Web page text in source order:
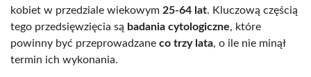
kobiet w przedziale wiekowym 25-64 lat. Kluczową częścią
tego przedsięwzięcia są badania cytologiczne, które
powinny być przeprowadzane co trzy lata, o ile nie minął
termin ich wykonania.